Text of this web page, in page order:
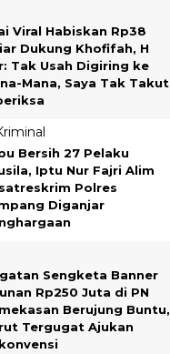
Viral Habiskan Rp38
Dukung Khofifah, H
Tak Usah Digiring ke
Mana, Saya Tak Takut
Bersih 27 Pelaku
Iptu Nur Fajri Alim
Polres
Diganjar
Sengketa Banner
Rp250 Juta di PN
Berujung Buntu,
Tergugat Ajukan